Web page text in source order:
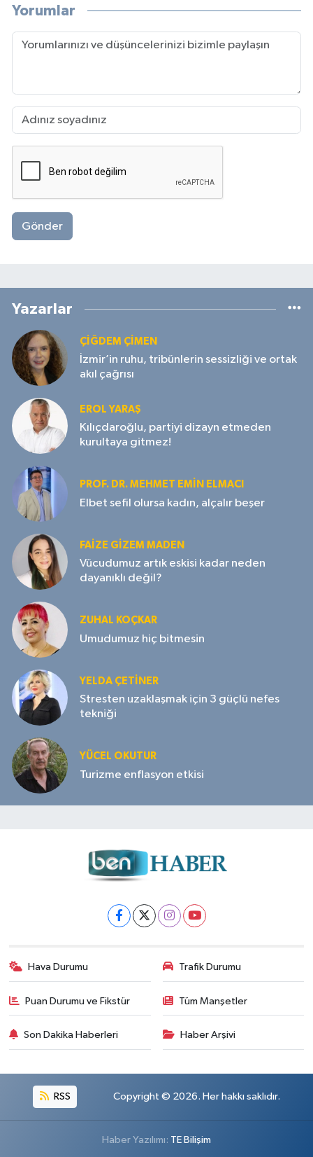
Yorumlar
Gönder
Yazarlar
ÇIĞDEM ÇIMEN
İzmir’in ruhu, tribünlerin sessizliği ve ortak
akıl çağrısı
EROL YARAŞ
Kılıçdaroğlu, partiyi dizayn etmeden
kurultaya gitmez!
PROF. DR. MEHMET EMIN ELMACI
Elbet sefil olursa kadın, alçalır beşer
FAIZE GIZEM MADEN
Vücudumuz artık eskisi kadar neden
dayanıklı değil?
ZUHAL KOÇKAR
Umudumuz hiç bitmesin
YELDA ÇETİNER
Stresten uzaklaşmak için 3 güçlü nefes
tekniği
YÜCEL OKUTUR
Turizme enflasyon etkisi
Hava Durumu Trafik Durumu
Puan Durumu ve Fikstür Tüm Manşetler
Son Dakika Haberleri Haber Arşivi
RSS Copyright © 2026. Her hakkı saklıdır.
Haber Yazılımı: TE Bilişim